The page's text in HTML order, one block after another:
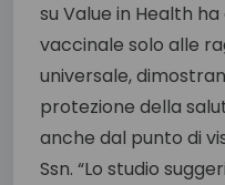
su Value in Health
vaccinale solo alle
universale,
protezione della
anche dal punto di
Ssn. “Lo studio